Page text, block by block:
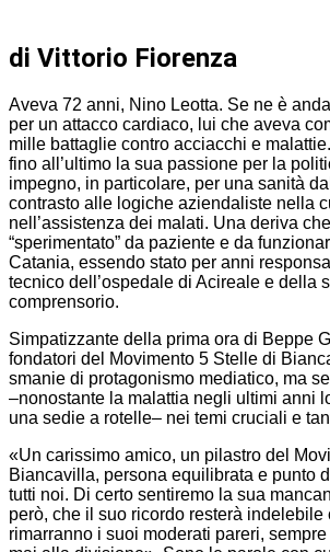
di Vittorio Fiorenza
Aveva 72 anni, Nino Leotta. Se ne è
per un attacco cardiaco, lui che aveva
mille battaglie contro acciacchi e
fino all’ultimo la sua passione per la
impegno, in particolare, per una sanità
contrasto alle logiche aziendaliste nella
nell’assistenza dei malati. Una deriva
“sperimentato” da paziente e da
Catania, essendo stato per anni
tecnico dell’ospedale di Acireale e della
comprensorio.
Simpatizzante della prima ora di Beppe
fondatori del Movimento 5 Stelle di
smanie di protagonismo mediatico, ma
–nonostante la malattia negli ultimi anni
una sedie a rotelle– nei temi cruciali e
«Un carissimo amico, un pilastro del
Biancavilla, persona equilibrata e punto
tutti noi. Di certo sentiremo la sua
però, che il suo ricordo resterà indelebile
rimarranno i suoi moderati pareri,